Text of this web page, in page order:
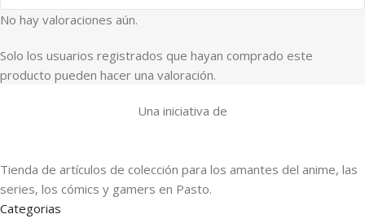
No hay valoraciones aún.
Solo los usuarios registrados que hayan comprado este
producto pueden hacer una valoración.
Una iniciativa de
Tienda de artículos de colección para los amantes del anime, las
series, los cómics y gamers en Pasto.
Categorias